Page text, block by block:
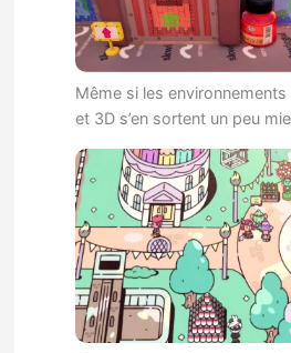
Même si les
et 3D s’en sortent un peu